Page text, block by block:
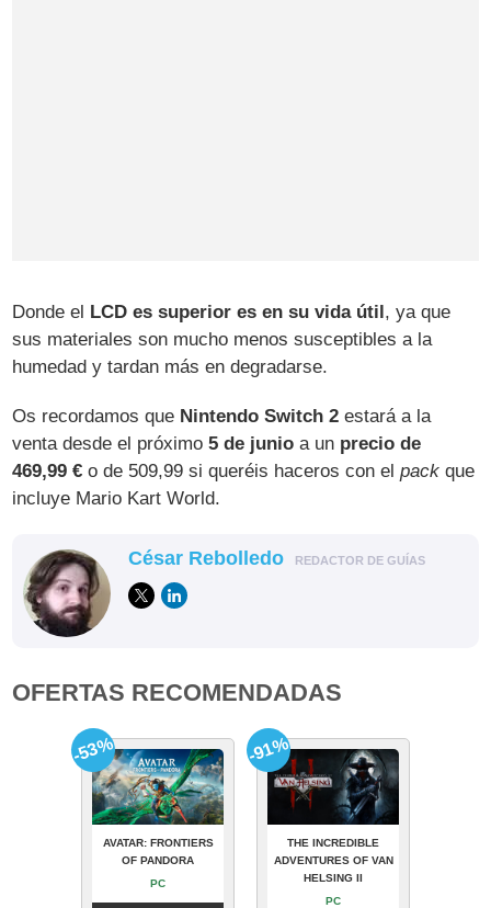
Donde el LCD es superior es en su vida útil, ya que
sus materiales son mucho menos susceptibles a la
humedad y tardan más en degradarse.
Os recordamos que Nintendo Switch 2 estará a la
venta desde el próximo5 de junio a un precio de
469,99 € o de 509,99 si queréis haceros con elpack que
incluye Mario Kart World.
César Rebolledo REDACTOR DE GUÍAS
OFERTAS RECOMENDADAS
AVATAR: FRONTIERS
OF PANDORA
PC
-53%
THE INCREDIBLE
ADVENTURES OF VAN
HELSING II
PC
-91%